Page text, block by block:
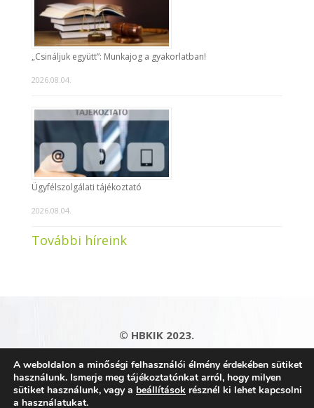
„Csináljuk együtt”: Munkajog a gyakorlatban!
2026.08.04.
Ügyfélszolgálati tájékoztató
2026.08.04.
További híreink
© HBKIK 2023.
Adatkezelési tájékoztató|Impresszum|
Kapcsolat|Honlaptérkép
A weboldalon a minőségi felhasználói élmény érdekében sütiket
használunk. Ismerje meg tájékoztatónkat arról, hogy milyen
sütiket használunk, vagy a beállítások résznél ki lehet kapcsolni
a használatukat.